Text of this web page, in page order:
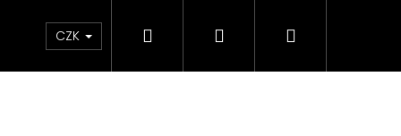
Kontakty Blog
CZK Hledat PřihlášeníNákupní